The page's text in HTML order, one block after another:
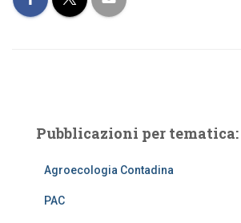
Pubblicazioni per tematica:
Agroecologia Contadina
PAC